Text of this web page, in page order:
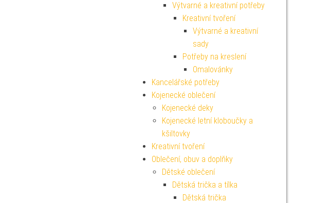
Výtvarné a kreativní potřeby
Kreativní tvoření
Výtvarné a kreativní
sady
Potřeby na kreslení
Omalovánky
Kancelářské potřeby
Kojenecké oblečení
Kojenecké deky
Kojenecké letní kloboučky a
kšiltovky
Kreativní tvoření
Oblečení, obuv a doplňky
Dětské oblečení
Dětská trička a tílka
Dětská trička